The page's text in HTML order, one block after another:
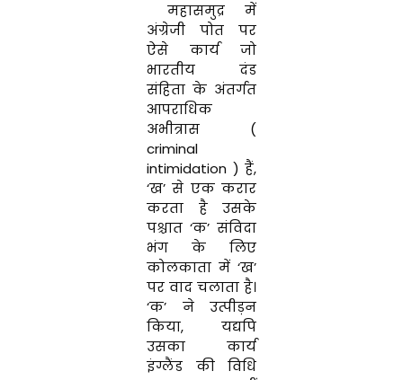
महासमुद्र में
अंग्रेजी पोत पर
ऐसे कार्य जो
भारतीय दंड
संहिता के अंतर्गत
आपराधिक
अभीत्रास (
criminal
intimidation ) हैं,
‘ख’ से एक करार
करता है उसके
पश्चात ‘क’ संविदा
भंग के लिए
कोलकाता में ‘ख’
पर वाद चलाता है।
‘क’ ने उत्पीड़न
किया, यद्यपि
उसका कार्य
इंग्लैंड की विधि